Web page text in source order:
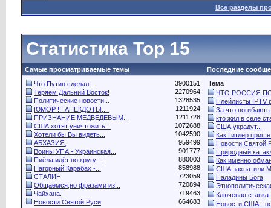
Все разделы
Статистика Top 15
Самые просматриваемые темы
Последние
Что Путин сделал...
3900151
Теряем Дальний Восток!
2270964
Политические новости...
1328535
ЮМОР !!! АНЕКДОТЫ,...
1211924
ПРИЗНАНИЕ МЕДВЕДЕВЫМ...
1211728
США хотят уничтожить...
1072688
Хотели бы Вы видеть...
1042590
АБХАЗИЯ,
959499
Воины УПА - Украинская...
901777
Пиёла идёт по кругу....
880003
Нагорный Карабах -...
858988
СТАЛИН
723059
Общаемся,но фразами из...
720894
Чайхана.
719463
Новости Святой Руси
664683
Тема
ЧТО РОССИЯ
Плейлисты IPTV
За что
кто жил в селе
США украдут...
Как Гитлер
Новости Святой
Природный
Как именно
США захватили
Паладины Бога
Ключевая
Новости США -